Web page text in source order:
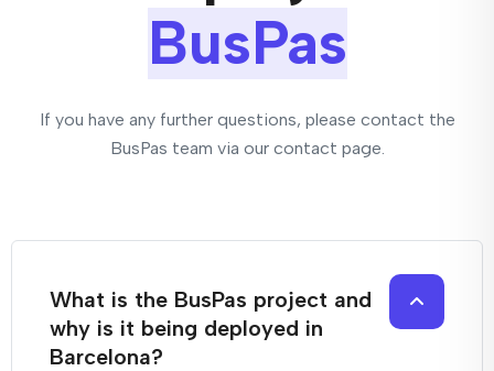
BusPas
If you have any further questions, please contact the
BusPas team via our contact page.
What is the BusPas project and
why is it being deployed in
Barcelona?